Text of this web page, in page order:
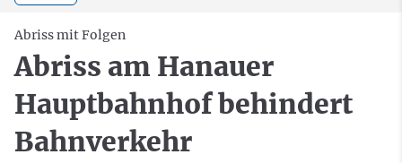
Abriss mit Folgen
Abriss am Hanauer
Hauptbahnhof behindert
Bahnverkehr